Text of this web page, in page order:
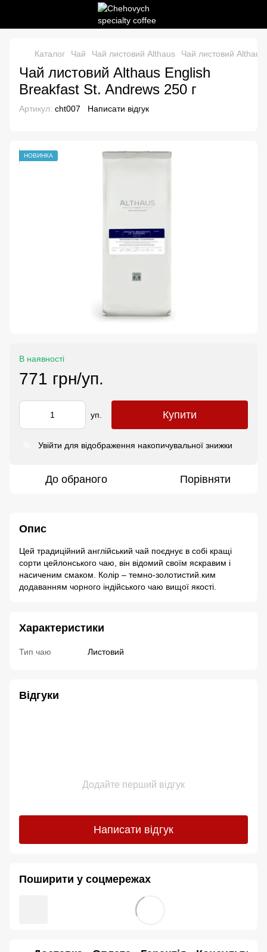
Каталог Чай Чай листовий Althaus Чай листовий
Чай листовий Althaus English
Breakfast St. Andrews 250 г
Артикул: cht007 Написати відгук
НОВИНКА
В наявності
771 грн/уп.
уп. Купити
Увійти для відображення накопичувальної знижки
До обраного Порівняти
Опис
Цей традиційний англійський чай поєднує в собі кращі
сорти цейлонського чаю, він відомий своїм яскравим і
насиченим смаком. Колір – темно-золотистий.ким
додаванням чорного індійського чаю вищої якості.
Характеристики
Тип чаю Листовий
Відгуки
Додайте перший відгук
Написати відгук
Поширити у соцмережах